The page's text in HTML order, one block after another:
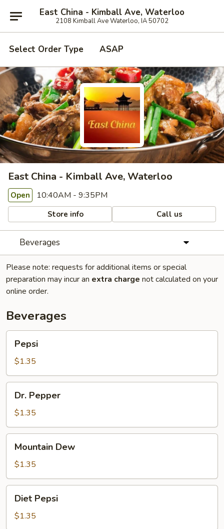
East China - Kimball Ave, Waterloo
2108 Kimball Ave Waterloo, IA 50702
Select Order Type ASAP
East China - Kimball Ave, Waterloo
Open 10:40AM - 9:35PM
Store info Call us
Beverages
Please note: requests for additional items or special
preparation may incur an extra charge not calculated on your
online order.
Beverages
Pepsi
$1.35
Pepper
Dr. Pepper
$1.35
Dew
Mountain Dew
$1.35
Pepsi
Diet Pepsi
$1.35